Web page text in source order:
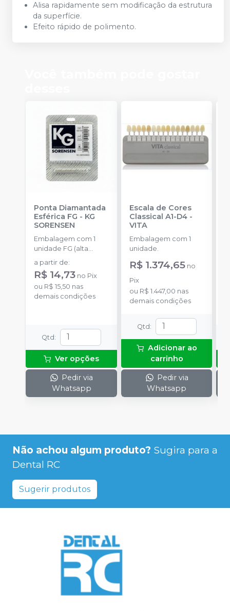
Alisa rapidamente sem modificação da estrutura
da superfície.
Efeito rápido de polimento.
Ponta Diamantada
Esférica FG - KG
SORENSEN
Embalagem com 1
unidade FG (alta
rotação).
a partir de:
R$ 14,73 no Pix
ou R$ 15,50 nas
demais condições
Qtd :
Ver opções
Pedir via
Whatsapp
Escala de Cores
Classical A1-D4-
VITA
Embalagem com 1
unidade.
R$ 1.374,65 no
Pix
ou R$ 1.447,00 nas
demais condições
Qtd :
Adicionar ao
carrinho
Pedir via
Whatsapp
Não achou algum produto? Sugira para a
Dental RC
Sugerir produtos